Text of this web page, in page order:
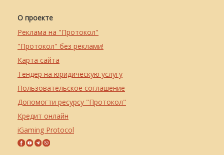
О проекте
Реклама на "Протокол"
"Протокол" без реклами!
Карта сайта
Тендер на юридическую услугу
Пользовательское соглашение
Допомогти ресурсу "Протокол"
Кредит онлайн
iGaming Protocol